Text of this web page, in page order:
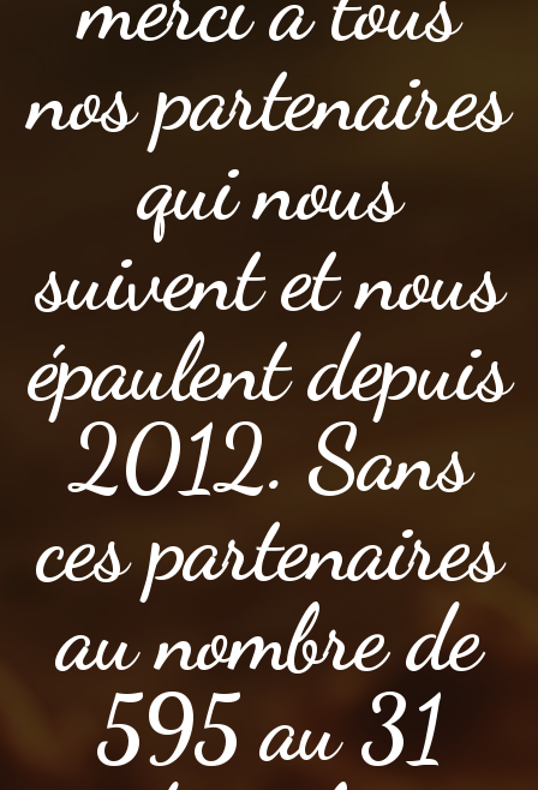
nos partenaires
qui nous
suivent et nous
épaulent depuis
2012. Sans
ces partenaires
au nombre de
595 au 31